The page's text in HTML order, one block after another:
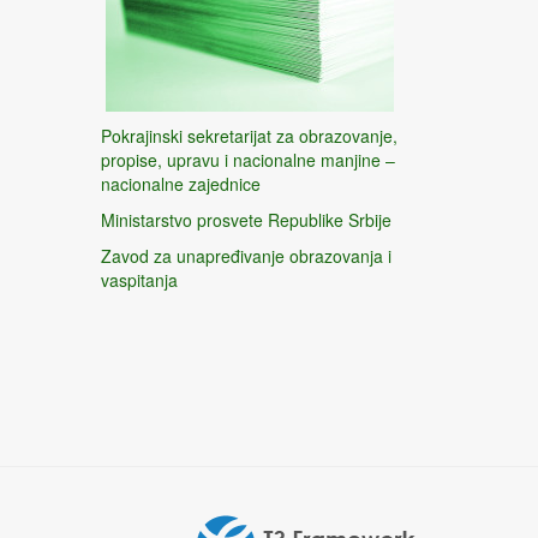
Pokrajinski sekretarijat za obrazovanje,
propise, upravu i nacionalne manjine –
nacionalne zajednice
Ministarstvo prosvete Republike Srbije
Zavod za unapređivanje obrazovanja i
vaspitanja